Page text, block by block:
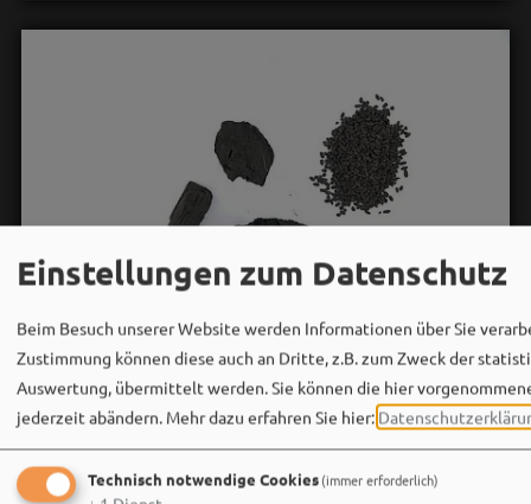
RömerMuseum Weißenburg
06. August um 16:08 via Facebook
Im August präsentieren die Museen Weißenburg Funde,
die für den Untergang des Kastells Biriciana im Jahr 254
Einstellungen zum Datenschutz
Beim Besuch unserer Website werden Informationen über Sie
Zustimmung können diese auch an Dritte, z.B. zum Zweck der
Auswertung, übermittelt werden. Sie können die hier
jederzeit abändern. Mehr dazu erfahren Sie hier:
Technisch notwendige Cookies(immer erforderlich)